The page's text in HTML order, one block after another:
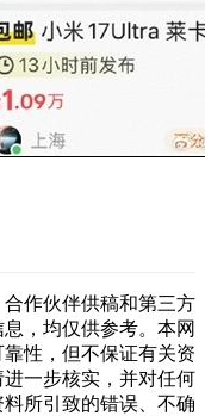
作伙伴供稿和第三方
，均仅供参考。本网
性，但不保证有关资
一步核实，并对任何
所引致的错误、不确